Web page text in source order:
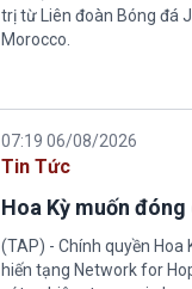
trị từ Liên đoàn Bóng đá
Morocco.
07:19 06/08/2026
Tin Tức
Hoa Kỳ muốn
(TAP) - Chính quyền
hiến tạng Network for